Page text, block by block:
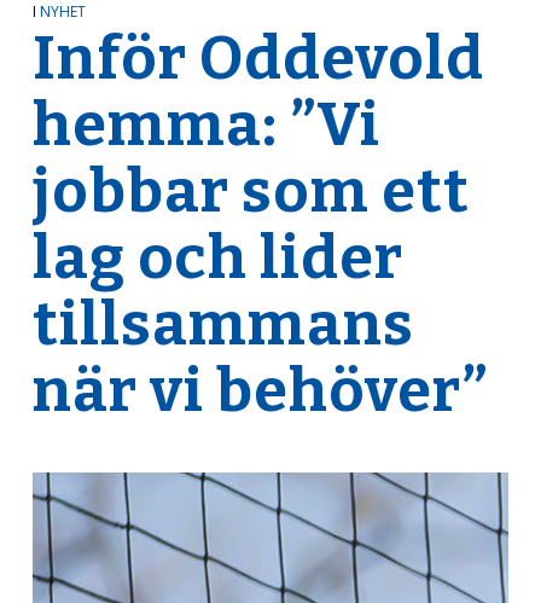
I NYHET
Inför Oddevold
hemma: ”Vi
jobbar som ett
lag och lider
tillsammans
när vi behöver”